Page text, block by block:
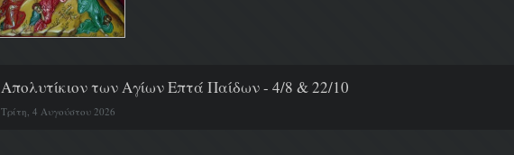
Απολυτίκιον των Αγίων Επτά Παίδων - 4/8 & 22/10
Τρίτη, 4 Αυγούστου 2026